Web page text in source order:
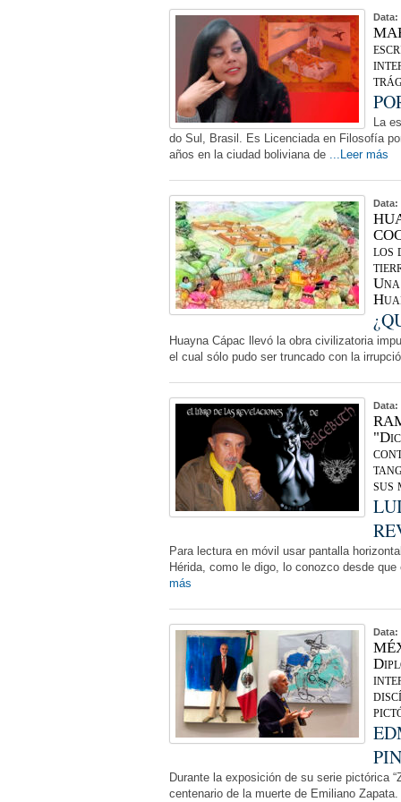
Data:
La
do Sul, Brasil. Es Licenciada en Filosofía
años en la ciudad boliviana de ...Leer más
Data:
los
Huayna Cápac llevó la obra civilizatoria
el cual sólo pudo ser truncado con la
Data:
sus
Para lectura en móvil usar pantalla
Hérida, como le digo, lo conozco desde
más
Data:
Durante la exposición de su serie pictórica
centenario de la muerte de Emiliano